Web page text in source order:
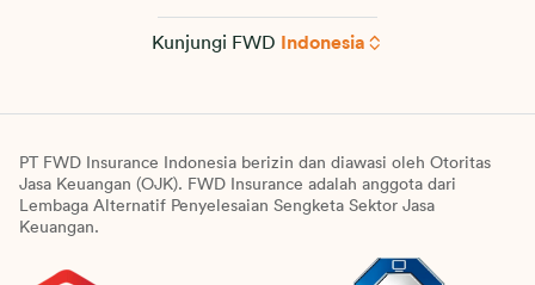
Kunjungi FWD Indonesia
PT FWD Insurance Indonesia berizin dan diawasi oleh Otoritas
Jasa Keuangan (OJK). FWD Insurance adalah anggota dari
Lembaga Alternatif Penyelesaian Sengketa Sektor Jasa
Keuangan.